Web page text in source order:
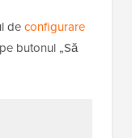
deconfigurare
butonul „Să